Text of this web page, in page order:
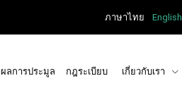
ภาษาไทย English
ผลการประมูล กฎระเบียบ เกี่ยวกับเรา